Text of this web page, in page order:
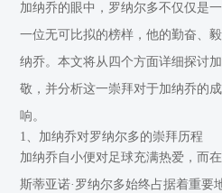
加纳乔的眼中，罗纳尔多不仅仅是
一位无可比拟的榜样，他的勤奋、
纳乔。本文将从四个方面详细探讨
敬，并分析这一崇拜对于加纳乔的
响。
1、加纳乔对罗纳尔多的崇拜历程
加纳乔自小便对足球充满热爱，而
斯蒂亚诺·罗纳尔多始终占据着重要